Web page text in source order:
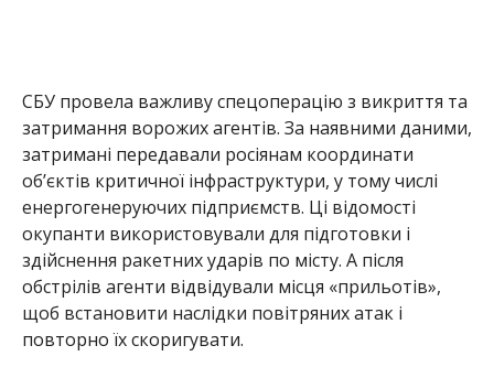
СБУ провела важливу спецоперацію з викриття та
затримання ворожих агентів. За наявними даними,
затримані передавали росіянам координати
об’єктів критичної інфраструктури, у тому числі
енергогенеруючих підприємств. Ці відомості
окупанти використовували для підготовки і
здійснення ракетних ударів по місту. А після
обстрілів агенти відвідували місця «прильотів»,
щоб встановити наслідки повітряних атак і
повторно їх скоригувати.